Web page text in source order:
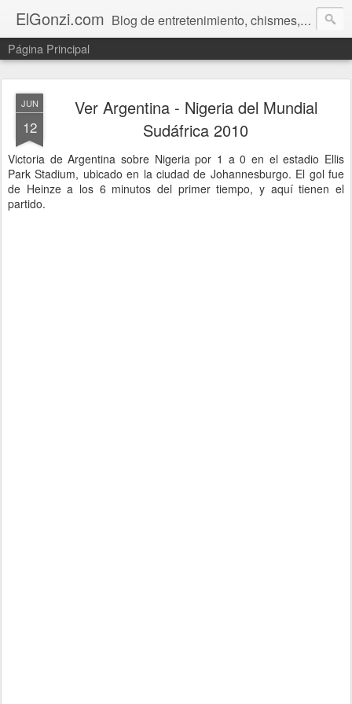
ElGonzi.com Blog de entretenimiento, chismes, humor, farándula, curiosidades, ovnis, noticias calientes, fotos, videos, paranormal y ¡más!
Página Principal
JUN
12
Ver Argentina - Nigeria del Mundial
Sudáfrica 2010
Victoria de Argentina sobre Nigeria por 1 a 0 en el estadio Ellis
Park Stadium, ubicado en la ciudad de Johannesburgo. El gol fue
de Heinze a los 6 minutos del primer tiempo, y aquí tienen el
partido.